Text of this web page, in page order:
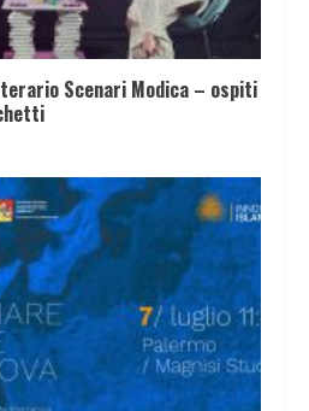
Scenari Modica – ospiti